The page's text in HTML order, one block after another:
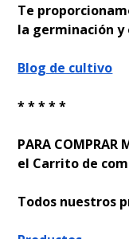
Te
la germinación y
Blog de cultivo
* * * * *
PARA COMPRAR
el Carrito de
Todos nuestros